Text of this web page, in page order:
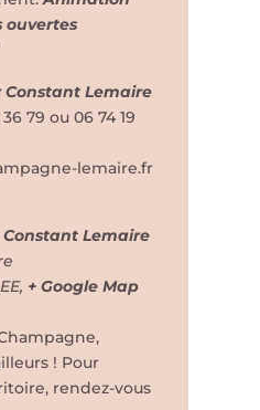
ouvertes
Lemaire
, + Google Map
! Pour
rendez-vous
Lemaire
79 ou 06 74 19
lemaire.fr